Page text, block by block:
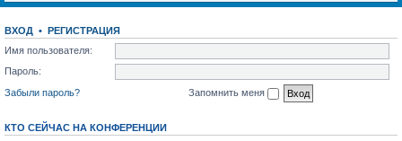
ВХОД • РЕГИСТРАЦИЯ
Имя пользователя:
Пароль:
Забыли пароль?
Запомнить меня
КТО СЕЙЧАС НА КОНФЕРЕНЦИИ